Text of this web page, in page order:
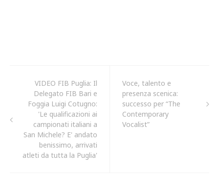
VIDEO FIB Puglia: Il
Delegato FIB Bari e
Foggia Luigi Cotugno:
'Le qualificazioni ai
campionati italiani a
San Michele? E' andato
benissimo, arrivati
atleti da tutta la Puglia'
Voce, talento e
presenza scenica:
successo per “The
Contemporary
Vocalist”